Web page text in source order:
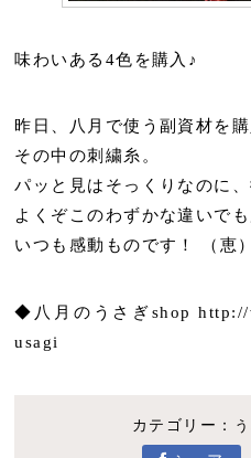
味わいある4色を購入♪
昨日、八月で使う副資材を
その中の刺繍糸。
パッと見はそっくりなのに、
よくぞこのわずかな違いで
いつも感動ものです！ （恵）
◆八月のうさぎshop http://
usagi
カテゴリー：